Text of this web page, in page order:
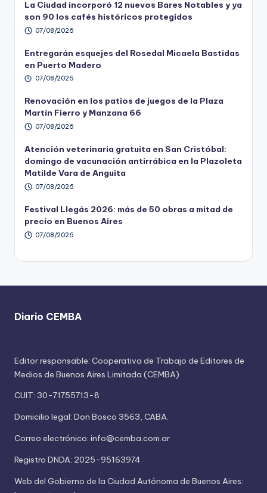
La Ciudad incorporó 12 nuevos Bares Notables y ya
son 90 los cafés históricos protegidos
07/08/2026
Entregarán esquejes del Rosedal Micaela Bastidas
en Puerto Madero
07/08/2026
Renovación en los patios de juegos de la Plaza
Martín Fierro y Manzana 66
07/08/2026
Atención veterinaria gratuita en San Cristóbal:
domingo de vacunación antirrábica en la Plazoleta
Matilde Vara de Anguita
07/08/2026
Festival Llegás 2026: más de 50 obras a mitad de
precio en Buenos Aires
07/08/2026
Diario CEMBA
Editor responsable: Cooperativa de Trabajo de Editores de
Medios de Buenos Aires Limitada (CEMBA)
CUIT: 30-71755713-8
Domicilio legal: Don Bosco 3563, CABA.
Correo electrónico: info@cemba.com.ar
Registro DNDA: 2025-95163974
Web del Gobierno de la Ciudad Autónoma de Buenos Aires: